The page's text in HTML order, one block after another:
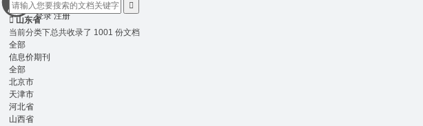
登录 注册

山东省
当前分类下总共收录了 1001 份文档
全部
信息价期刊
全部
北京市
天津市
河北省
山西省